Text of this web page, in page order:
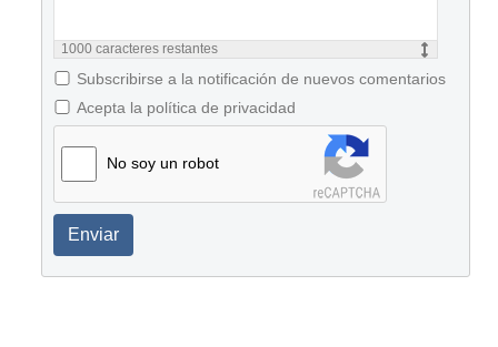
1000 caracteres restantes
Subscribirse a la notificación de nuevos comentarios
Acepta la política de privacidad
No soy un robot
Enviar